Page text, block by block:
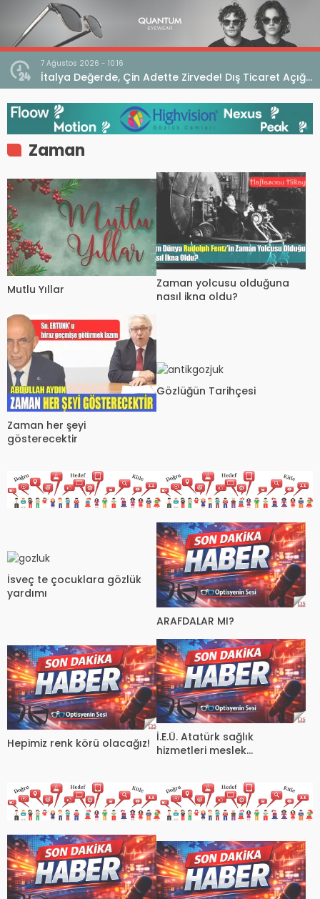
7 Ağustos 2026 - 10:16
İtalya Değerde, Çin Adette Zirvede! Dış Ticaret Açığı
Devam Ediyor
Zaman
Mutlu Yıllar
Zaman yolcusu olduğuna
nasıl ikna oldu?
Zaman her şeyi
gösterecektir
Gözlüğün Tarihçesi
İsveç te çocuklara gözlük
yardımı
ARAFDALAR MI?
Hepimiz renk körü olacağız! İ.E.Ü. Atatürk sağlık
hizmetleri meslek